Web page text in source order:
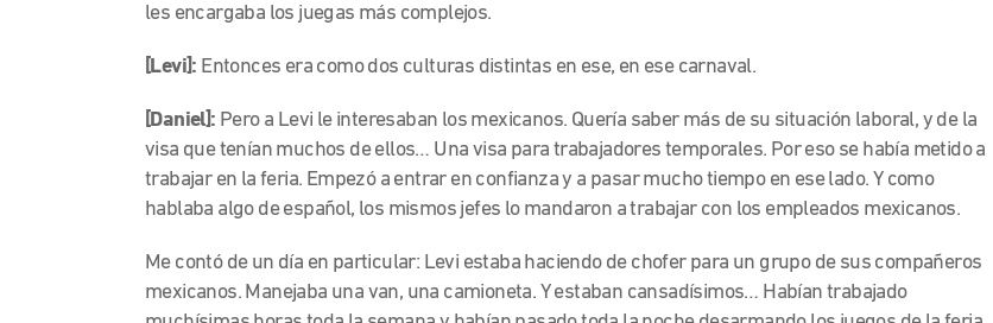
les encargaba los juegas más complejos.
[Levi]: Entonces era como dos culturas distintas en ese, en ese carnaval.
[Daniel]: Pero a Levi le interesaban los mexicanos. Quería saber más de su situación laboral, y de la
visa que tenían muchos de ellos… Una visa para trabajadores temporales. Por eso se había metido a
trabajar en la feria. Empezó a entrar en confianza y a pasar mucho tiempo en ese lado. Y como
hablaba algo de español, los mismos jefes lo mandaron a trabajar con los empleados mexicanos.
Me contó de un día en particular: Levi estaba haciendo de chofer para un grupo de sus compañeros
mexicanos. Manejaba una van, una camioneta. Y estaban cansadísimos… Habían trabajado